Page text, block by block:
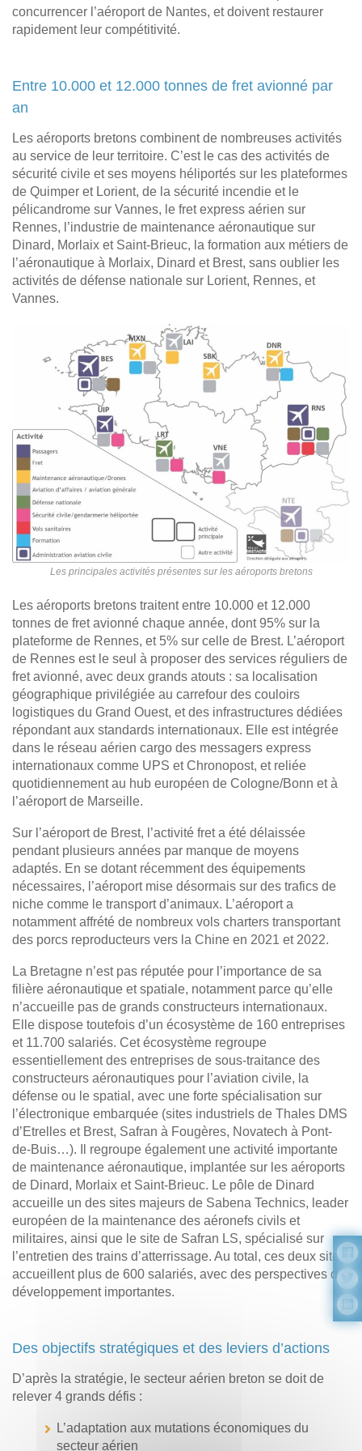
concurrencer l’aéroport de Nantes, et doivent restaurer
rapidement leur compétitivité.
Entre 10.000 et 12.000 tonnes de fret avionné par
an
Les aéroports bretons combinent de nombreuses activités
au service de leur territoire. C’est le cas des activités de
sécurité civile et ses moyens héliportés sur les plateformes
de Quimper et Lorient, de la sécurité incendie et le
pélicandrome sur Vannes, le fret express aérien sur
Rennes, l’industrie de maintenance aéronautique sur
Dinard, Morlaix et Saint-Brieuc, la formation aux métiers de
l’aéronautique à Morlaix, Dinard et Brest, sans oublier les
activités de défense nationale sur Lorient, Rennes, et
Vannes.
Les principales activités présentes sur les aéroports bretons
Les aéroports bretons traitent entre 10.000 et 12.000
tonnes de fret avionné chaque année, dont 95% sur la
plateforme de Rennes, et 5% sur celle de Brest. L’aéroport
de Rennes est le seul à proposer des services réguliers de
fret avionné, avec deux grands atouts : sa localisation
géographique privilégiée au carrefour des couloirs
logistiques du Grand Ouest, et des infrastructures dédiées
répondant aux standards internationaux. Elle est intégrée
dans le réseau aérien cargo des messagers express
internationaux comme UPS et Chronopost, et reliée
quotidiennement au hub européen de Cologne/Bonn et à
l’aéroport de Marseille.
Sur l’aéroport de Brest, l’activité fret a été délaissée
pendant plusieurs années par manque de moyens
adaptés. En se dotant récemment des équipements
nécessaires, l’aéroport mise désormais sur des trafics de
niche comme le transport d’animaux. L’aéroport a
notamment affrété de nombreux vols charters transportant
des porcs reproducteurs vers la Chine en 2021 et 2022.
La Bretagne n’est pas réputée pour l’importance de sa
filière aéronautique et spatiale, notamment parce qu’elle
n’accueille pas de grands constructeurs internationaux.
Elle dispose toutefois d’un écosystème de 160 entreprises
et 11.700 salariés. Cet écosystème regroupe
essentiellement des entreprises de sous-traitance des
constructeurs aéronautiques pour l’aviation civile, la
défense ou le spatial, avec une forte spécialisation sur
l’électronique embarquée (sites industriels de Thales DMS
d’Etrelles et Brest, Safran à Fougères, Novatech à Pont-
de-Buis…). Il regroupe également une activité importante
de maintenance aéronautique, implantée sur les aéroports
de Dinard, Morlaix et Saint-Brieuc. Le pôle de Dinard
accueille un des sites majeurs de Sabena Technics, leader
européen de la maintenance des aéronefs civils et
militaires, ainsi que le site de Safran LS, spécialisé sur
l’entretien des trains d’atterrissage. Au total, ces deux sites
accueillent plus de 600 salariés, avec des perspectives de
développement importantes.
Des objectifs stratégiques et des leviers d’actions
D’après la stratégie, le secteur aérien breton se doit de
relever 4 grands défis :
L’adaptation aux mutations économiques du
secteur aérien